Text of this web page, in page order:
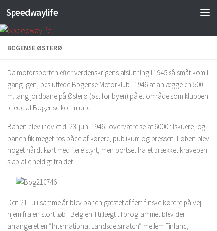
Skip to content
Speedwaylife
BOGENSE ØSTERØ
Da motorsporten efter verdenskrigens afslutning i 1945 så småt kom i
gang igen, besluttede Bogense Motorklub i 1946 at anlægge en 500
m. lang jordbane på Østerø (øst for byen) på et område som klubben
lejede af Bogense kommune.
Banen blev indviet d. 23. juni 1946 i overværelse af 6000 tilskuere, og
banen fik meget ros både af kørere, publikum og pressen. Løben blev
noget hårdt kørt med flere styrt, men bortset fra et brækket kraveben
slap alle heldigt fra det.
Den 21. juli samme år blev banen gæstet af fem finske kørere på vej
hjem fra en stort løb i Belgien. I tillægt til programmet blev der
arrangeret en “International Landsdelsmatch” mellem Finland,